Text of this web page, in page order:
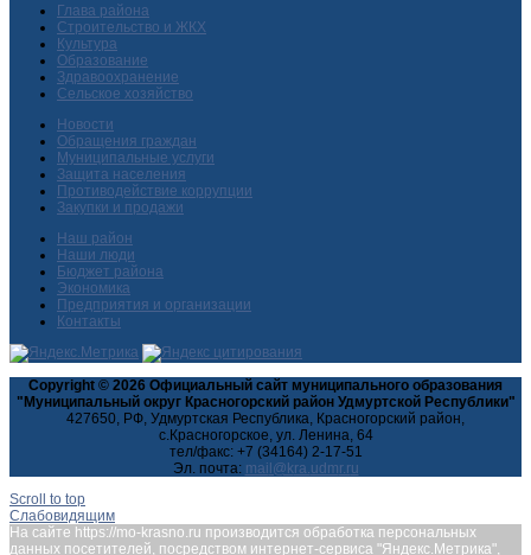
Глава района
Строительство и ЖКХ
Культура
Образование
Здравоохранение
Сельское хозяйство
Новости
Обращения граждан
Муниципальные услуги
Защита населения
Противодействие коррупции
Закупки и продажи
Наш район
Наши люди
Бюджет района
Экономика
Предприятия и организации
Контакты
Copyright © 2026 Официальный сайт муниципального образования
"Муниципальный округ Красногорский район Удмуртской Республики"
427650, РФ, Удмуртская Республика, Красногорский район,
с.Красногорское, ул. Ленина, 64
тел/факс: +7 (34164) 2-17-51
Эл. почта:
Scroll to top
Слабовидящим
На сайте https://mo-krasno.ru производится обработка персональных
данных посетителей, посредством интернет-сервиса "Яндекс.Метрика",